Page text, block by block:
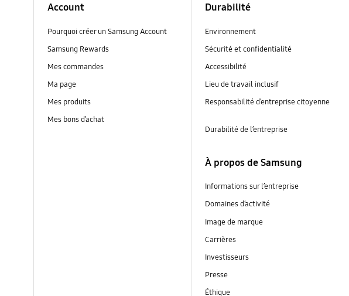
Account
Pourquoi créer un Samsung Account
Samsung Rewards
Mes commandes
Ma page
Mes produits
Mes bons d’achat
Durabilité
Environnement
Sécurité et confidentialité
Accessibilité
Lieu de travail inclusif
Responsabilité d’entreprise citoyenne
Durabilité de l’entreprise
À propos de Samsung
Informations sur l’entreprise
Domaines d’activité
Image de marque
Carrières
Investisseurs
Presse
Éthique